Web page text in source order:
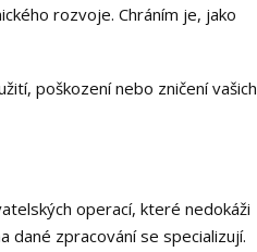
rozvoje. Chráním je, jako
poškození nebo zničení vašich
operací, které nedokáži
dané zpracování se specializují.